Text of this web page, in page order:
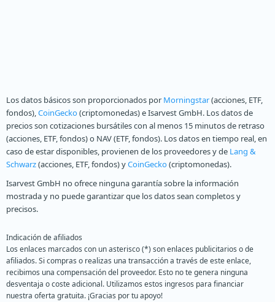
Los datos básicos son proporcionados por Morningstar(acciones, ETF,
fondos),CoinGecko(criptomonedas) e Isarvest GmbH. Los datos de
precios son cotizaciones bursátiles con al menos 15 minutos de retraso
(acciones, ETF, fondos) o NAV (ETF, fondos). Los datos en tiempo real, en
caso de estar disponibles, provienen de los proveedores y de Lang &
Schwarz(acciones, ETF, fondos) yCoinGecko(criptomonedas).
Isarvest GmbH no ofrece ninguna garantía sobre la información
mostrada y no puede garantizar que los datos sean completos y
precisos.
Indicación de afiliados
Los enlaces marcados con un asterisco (*) son enlaces publicitarios o de
afiliados. Si compras o realizas una transacción a través de este enlace,
recibimos una compensación del proveedor. Esto no te genera ninguna
desventaja o coste adicional. Utilizamos estos ingresos para financiar
nuestra oferta gratuita. ¡Gracias por tu apoyo!